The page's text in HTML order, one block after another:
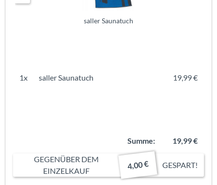
saller Saunatuch
1x saller Saunatuch 19,99 €
Summe:
19,99 €
GEGENÜBER DEM
EINZELKAUF
4,00 € GESPART!